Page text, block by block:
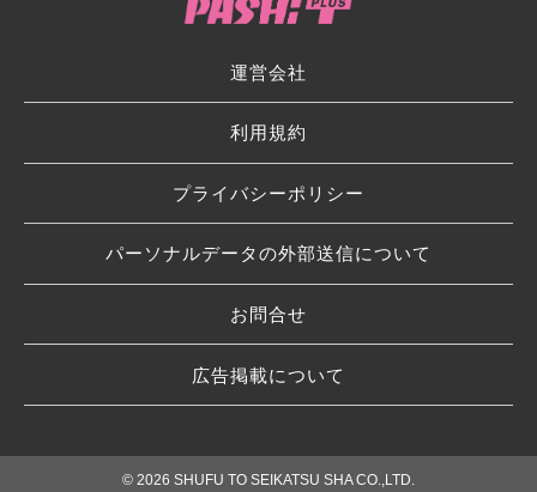
運営会社
利用規約
プライバシーポリシー
パーソナルデータの外部送信について
お問合せ
広告掲載について
© 2026 SHUFU TO SEIKATSU SHA CO.,LTD.